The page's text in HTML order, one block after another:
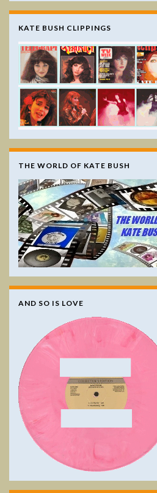
KATE BUSH CLIPPINGS
THE WORLD OF KATE BUSH
AND SO IS LOVE